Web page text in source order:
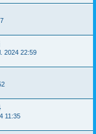
2024 22:59
11:35